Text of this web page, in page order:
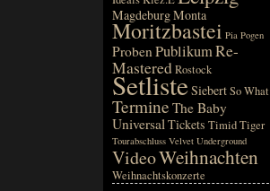
MagdeburgMonta
Moritzbastei Pia Pogen
ProbenPublikumRe-
MasteredRostock
SetlisteSiebertSo What
Termine The Baby
UniversalTickets Timid Tiger
Tourabschluss Velvet Underground
VideoWeihnachten
Weihnachtskonzerte